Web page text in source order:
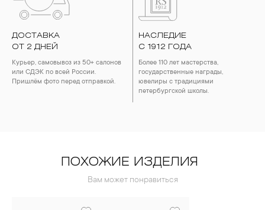
позолоченные изделия. Также высокую влажность плохо
переносят жемчуг, бирюза, малахит и янтарь.
4. Специалисты обычно рекомендуют чистить украшения не
реже одного раза в месяц, а также регулярно протирать их
фланелевой или замшевой салфеткой.
ДОСТАВКА
ОТ 2 ДНЕЙ
Курьер, самовывоз из 50+ салонов
или СДЭК по всей России.
Пришлём фото перед отправкой.
НАСЛЕДИЕ
С 1912 ГОДА
Более 110 лет мастерства,
государственные награды,
ювелиры с традициями
петербургской школы.
ПОХОЖИЕ ИЗДЕЛИЯ
Вам может понравиться